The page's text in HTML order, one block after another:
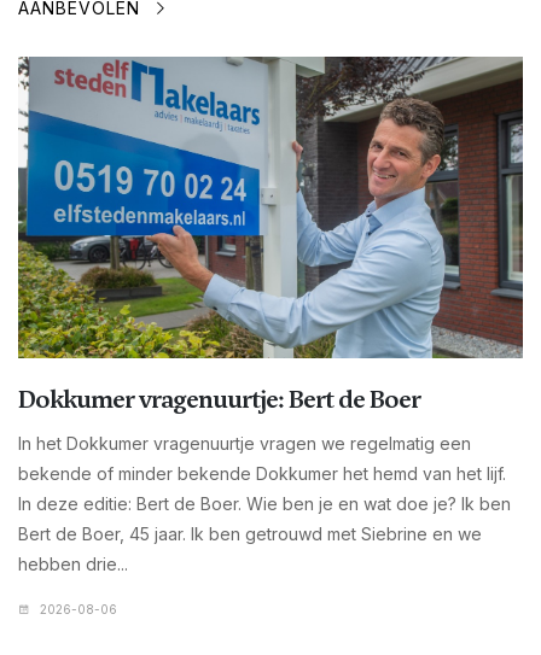
AANBEVOLEN
Dokkumer vragenuurtje: Bert de Boer
In het Dokkumer vragenuurtje vragen we regelmatig een
bekende of minder bekende Dokkumer het hemd van het lijf.
In deze editie: Bert de Boer. Wie ben je en wat doe je? Ik ben
Bert de Boer, 45 jaar. Ik ben getrouwd met Siebrine en we
hebben drie...
2026-08-06